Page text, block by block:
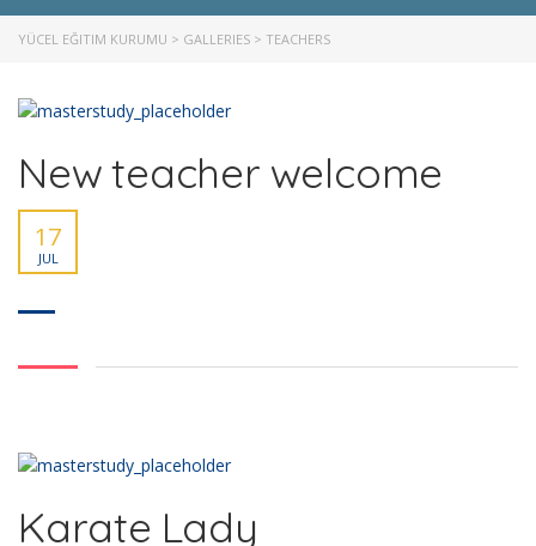
YÜCEL EĞITIM KURUMU > GALLERIES > TEACHERS
New teacher welcome
17
JUL
Karate Lady
5. Sınıf